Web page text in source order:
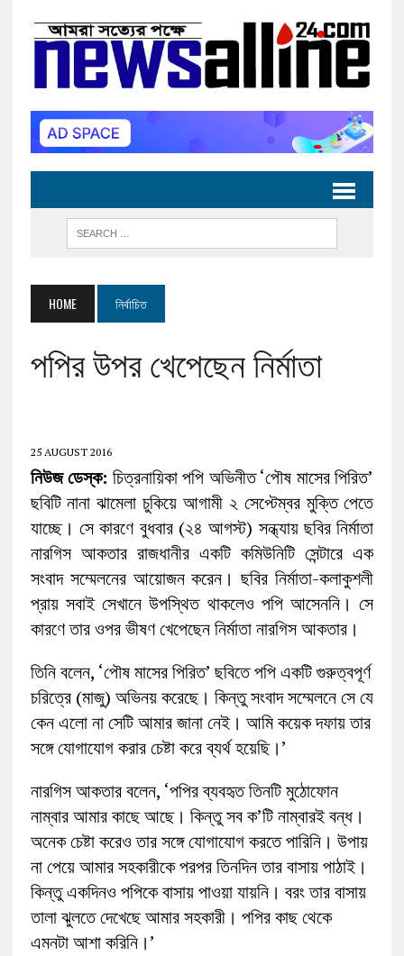
HOME নির্বাচিত
পপির উপর খেপেছেন নির্মাতা
25 AUGUST 2016
নিউজ ডেস্ক: চিত্রনায়িকা পপি অভিনীত ‘পৌষ মাসের পিরিত’
ছবিটি নানা ঝামেলা চুকিয়ে আগামী ২ সেপ্টেম্বর মুক্তি পেতে
যাচ্ছে। সে কারণে বুধবার (২৪ আগস্ট) সন্ধ্যায় ছবির নির্মাতা
নারগিস আকতার রাজধানীর একটি কমিউনিটি সেন্টারে এক
সংবাদ সম্মেলনের আয়োজন করেন। ছবির নির্মাতা-কলাকুশলী
প্রায় সবাই সেখানে উপস্থিত থাকলেও পপি আসেননি। সে
কারণে তার ওপর ভীষণ খেপেছেন নির্মাতা নারগিস আকতার।
তিনি বলেন, ‘পৌষ মাসের পিরিত’ ছবিতে পপি একটি গুরুত্বপূর্ণ
চরিত্রে (মাজু) অভিনয় করেছে। কিন্তু সংবাদ সম্মেলনে সে যে
কেন এলো না সেটি আমার জানা নেই। আমি কয়েক দফায় তার
সঙ্গে যোগাযোগ করার চেষ্টা করে ব্যর্থ হয়েছি।’
নারগিস আকতার বলেন, ‘পপির ব্যবহৃত তিনটি মুঠোফোন
নাম্বার আমার কাছে আছে। কিন্তু সব ক’টি নাম্বারই বন্ধ।
অনেক চেষ্টা করেও তার সঙ্গে যোগাযোগ করতে পারিনি। উপায়
না পেয়ে আমার সহকারীকে পরপর তিনদিন তার বাসায় পাঠাই।
কিন্তু একদিনও পপিকে বাসায় পাওয়া যায়নি। বরং তার বাসায়
তালা ঝুলতে দেখেছে আমার সহকারী। পপির কাছ থেকে
এমনটা আশা করিনি।’